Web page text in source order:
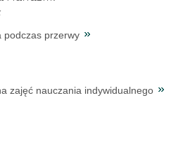
podczas przerwy
zajęć nauczania indywidualnego